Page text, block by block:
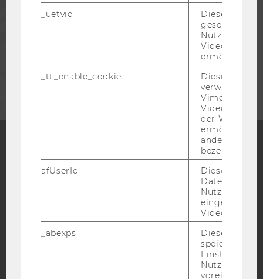
FacebookInstagramBlog
Bluesky
_uetvid
Dieses
gesetzt, um
Nutzung des
Videoplayers
ermöglichen
_tt_enable_cookie
Dieses
verwendet,
Vimeo-
der WU-
ermöglichen
andere nicht
bezeichnete
afUserId
Dieses
Daten von
Videos
_abexps
Dieses Cookie
speichert
Nutzer*in, zB.